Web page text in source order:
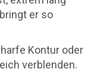
er so
Kontur oder
verblenden.